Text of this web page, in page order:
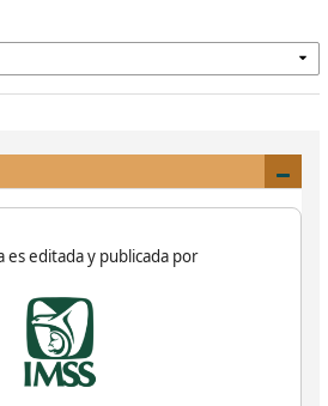
es editada y publicada por